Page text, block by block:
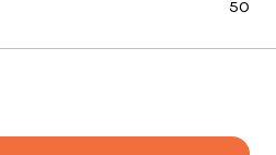
50